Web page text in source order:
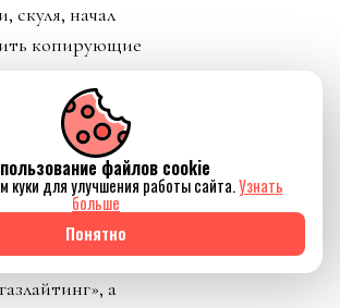
скуля, начал
копирующие
его,
отменить
что
а
файлов cookie
куки для улучшения работы сайта.Узнать
больше
Понятно